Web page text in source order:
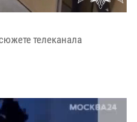
телеканала